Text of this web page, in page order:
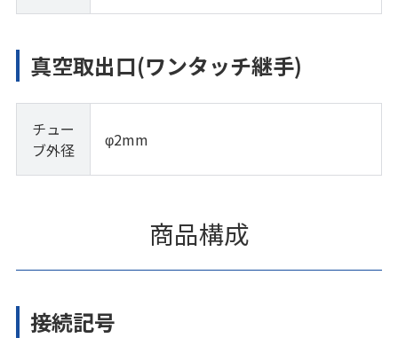
真空取出口(ワンタッチ継手)
チュー
ブ外径
φ2mm
商品構成
接続記号